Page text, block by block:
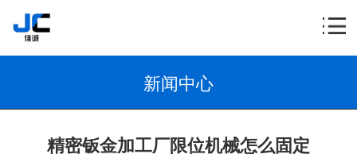
新闻中心
精密钣金加工厂限位机械怎么固定